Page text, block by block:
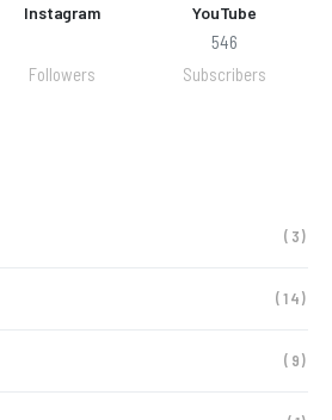
Instagram
Followers
YouTube
546
Subscribers
(3)
(14)
(9)